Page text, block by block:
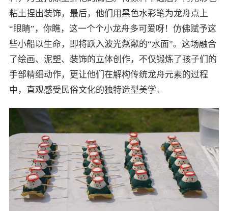
粘土捏出装饰，最后，他们用黑色水彩笔为龙舟点上
“眼睛”，你瞧，这一个个小龙舟多可爱呀！仿佛赋予这
些小船以生命，即将跃入波光粼粼的“水面”。这场融合
了绘画、泥塑、装饰的立体创作，不仅锻炼了孩子们的
手部精细动作，更让他们在解构传统龙舟元素的过程
中，直观感受民俗文化的独特造型美学。